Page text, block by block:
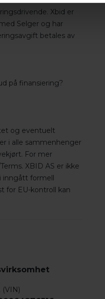
Xbid er
Selger og har
betales av
på finansiering?
og eventuelt
i alle sammenhenger
For mer
XBID AS er ikke
inngått formell
for EU-kontroll kan
(VIN)